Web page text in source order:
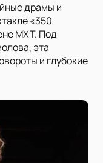
драмы и
«350
МХТ. Под
эта
и глубокие